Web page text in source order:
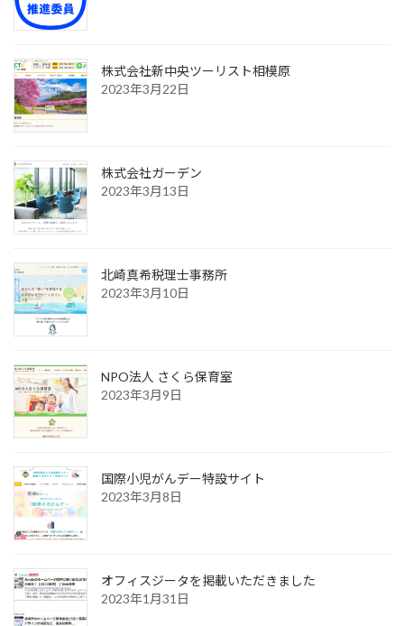
株式会社新中央ツーリスト相模原
2023年3月22日
株式会社ガーデン
2023年3月13日
北崎真希税理士事務所
2023年3月10日
NPO法人 さくら保育室
2023年3月9日
国際小児がんデー特設サイト
2023年3月8日
オフィスジータを掲載いただきました
2023年1月31日